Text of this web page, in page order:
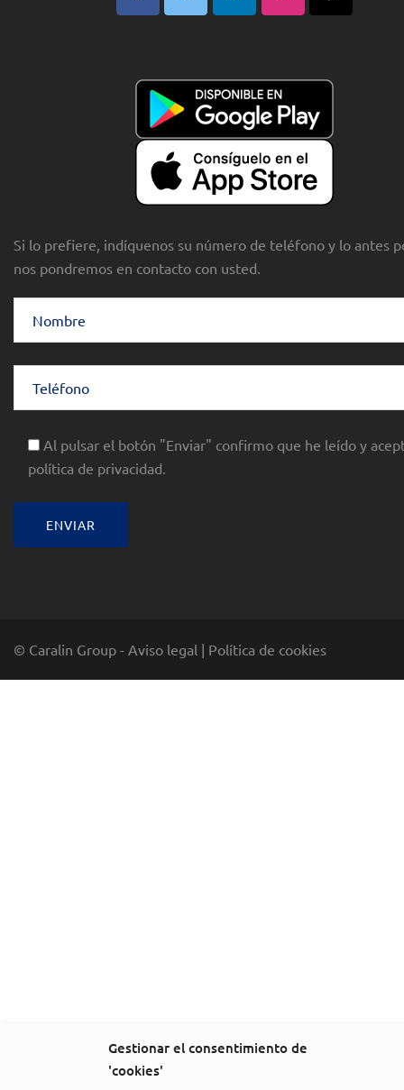
Gestionar el consentimiento de
'cookies'
Si lo prefiere, indíquenos su número de teléfono y lo antes
nos pondremos en contacto con usted.
Al pulsar el botón "Enviar" confirmo que he leído y
política de privacidad.
© Caralin Group - Aviso legal | Política de cookies